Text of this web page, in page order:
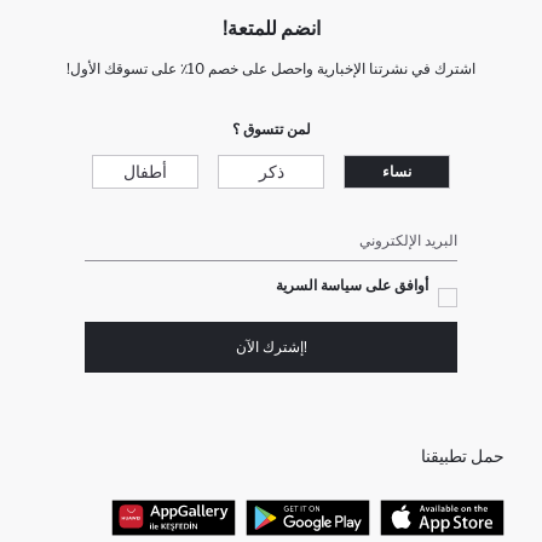
انضم للمتعة!
اشترك في نشرتنا الإخبارية واحصل على خصم 10٪ على تسوقك الأول!
لمن تتسوق ؟
نساء ذكر أطفال
البريد الإلكتروني
أوافق على سياسة السرية
!إشترك الآن
حمل تطبيقنا